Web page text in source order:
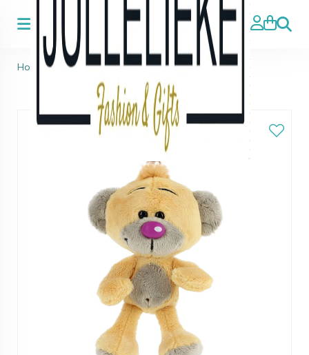
Zoeken
Home > Diddl >Diddl Pimboli Sleutelhanger 15cm